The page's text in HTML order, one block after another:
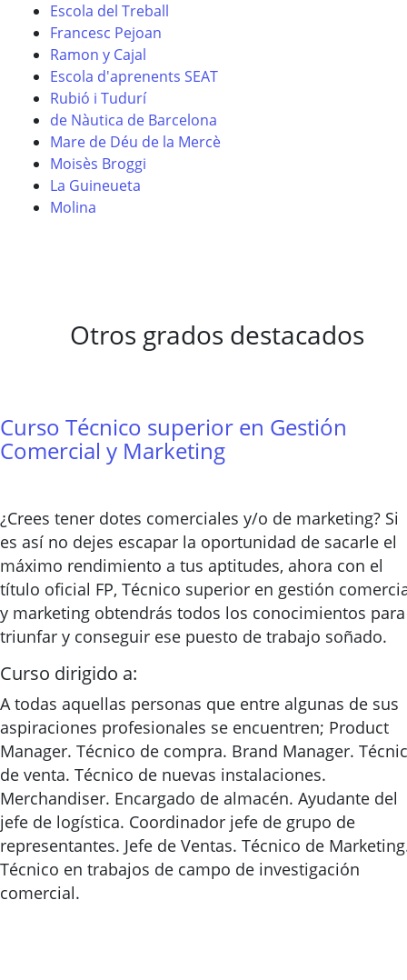
Escola del Treball
Francesc Pejoan
Ramon y Cajal
Escola d'aprenents SEAT
Rubió i Tudurí
de Nàutica de Barcelona
Mare de Déu de la Mercè
Moisès Broggi
La Guineueta
Molina
Otros grados destacados
Curso Técnico superior en Gestión
Comercial y Marketing
¿Crees tener dotes comerciales y/o de marketing? Si
es así no dejes escapar la oportunidad de sacarle el
máximo rendimiento a tus aptitudes, ahora con el
título oficial FP, Técnico superior en gestión
y marketing obtendrás todos los conocimientos para
triunfar y conseguir ese puesto de trabajo soñado.
Curso dirigido a:
A todas aquellas personas que entre algunas de sus
aspiraciones profesionales se encuentren; Product
Manager. Técnico de compra. Brand Manager.
de venta. Técnico de nuevas instalaciones.
Merchandiser. Encargado de almacén. Ayudante del
jefe de logística. Coordinador jefe de grupo de
representantes. Jefe de Ventas. Técnico de
Técnico en trabajos de campo de investigación
comercial.